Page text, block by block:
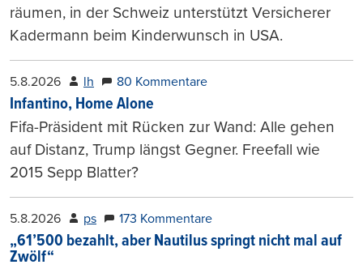
räumen, in der Schweiz unterstützt Versicherer
Kadermann beim Kinderwunsch in USA.
5.8.2026 lh 80 Kommentare
Infantino, Home Alone
Fifa-Präsident mit Rücken zur Wand: Alle gehen
auf Distanz, Trump längst Gegner. Freefall wie
2015 Sepp Blatter?
5.8.2026 ps 173 Kommentare
„61’500 bezahlt, aber Nautilus springt nicht mal auf
Zwölf“